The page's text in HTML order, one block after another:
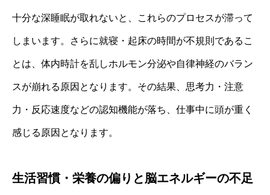
十分な深睡眠が取れないと、これらのプロセスが滞って
しまいます。さらに就寝・起床の時間が不規則であるこ
とは、体内時計を乱しホルモン分泌や自律神経のバラン
スが崩れる原因となります。その結果、思考力・注意
力・反応速度などの認知機能が落ち、仕事中に頭が重く
感じる原因となります。
生活習慣・栄養の偏りと脳エネルギーの不足